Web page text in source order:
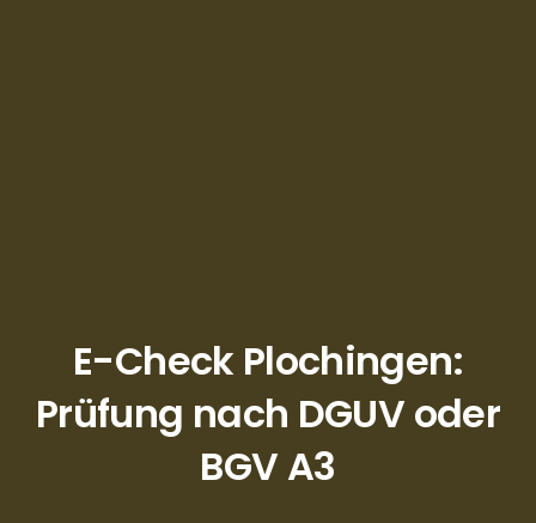
E-Check Plochingen:
Prüfung nach DGUV oder
BGV A3